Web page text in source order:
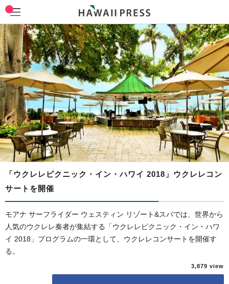
「ウクレレピクニック・イン・ハワイ 2018」ウクレレコン
サートを開催
モアナ サーフライダー ウェスティン リゾート&スパでは、世界から
人気のウクレレ奏者が集結する「ウクレレピクニック・イン・ハワ
イ 2018」プログラムの一環として、ウクレレコンサートを開催す
る。
3,879